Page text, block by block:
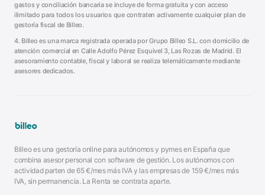
gastos y conciliación bancaria se incluye de forma gratuita y con acceso
ilimitado para todos los usuarios que contraten activamente cualquier plan de
gestoría fiscal de Billeo.
4. Billeo es una marca registrada operada porGrupo Billeo S.L. con domicilio de
atención comercial en Calle Adolfo Pérez Esquivel 3, Las Rozas de Madrid. El
asesoramiento contable, fiscal y laboral se realiza telemáticamente mediante
asesores dedicados.
Billeo es una gestoría online para autónomos y pymes en España que
combina asesor personal con software de gestión. Los autónomos con
actividad parten de 65€/mes más IVA y las empresas de 159€/mes más
IVA, sin permanencia. La Renta se contrata aparte.